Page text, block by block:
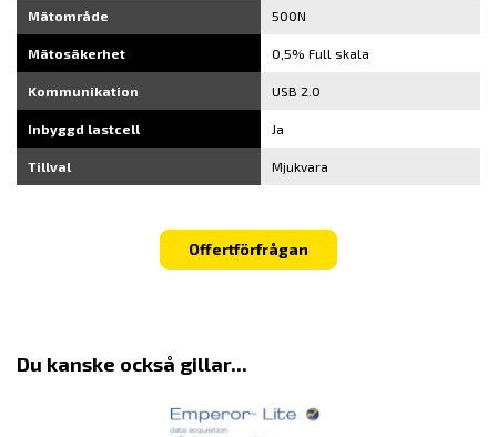
Mätområde 500N
Mätosäkerhet 0,5% Full skala
Kommunikation USB 2.0
Inbyggd lastcell Ja
Tillval Mjukvara
Offertförfrågan
Du kanske också gillar...